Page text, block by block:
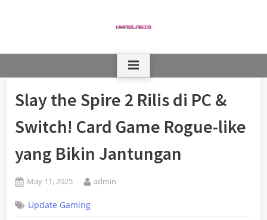
Slay the Spire 2 Rilis di PC &
Switch! Card Game Rogue-like
yang Bikin Jantungan
Posted
May 11, 2025 By
admin
Update Gaming